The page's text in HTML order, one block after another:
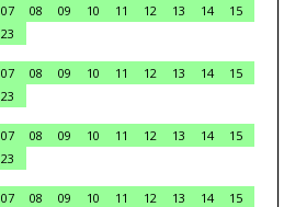
07 08 09 10 11 12 13 14
15
23
07 08 09 10 11 12 13 14
15
23
07 08 09 10 11 12 13 14
15
23
07 08 09 10 11 12 13 14
15